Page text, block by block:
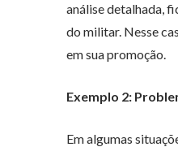
análise detalhada,
do militar. Nesse
em sua promoção.
Exemplo 2:
Em algumas